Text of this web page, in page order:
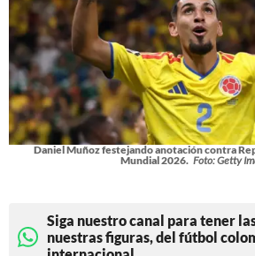
Daniel Muñoz festejando anotación contra
Mundial 2026. Foto: Getty
Siga nuestro canal para tener
nuestras figuras, del fútbol